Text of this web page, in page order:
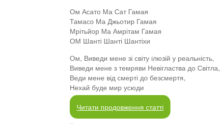
Ом Асато Ма Сат Гамая
Тамасо Ма Джьотир Гамая
Мрітьйор Ма Амрітам Гамая
ОМ Шанті Шанті Шантіхи
Ом, Виведи мене зі світу ілюзій у реальність,
Виведи мене з темряви Невігластва до Світла,
Веди мене від смерті до безсмертя,
Нехай буде мир усюди
Читати продовження статті